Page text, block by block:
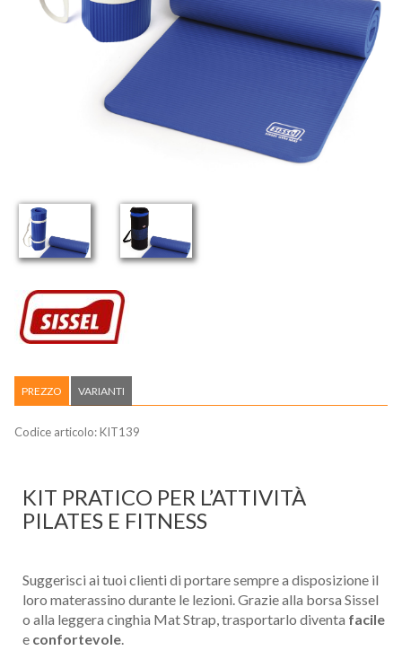
PREZZO VARIANTI
Codice articolo:KIT139
KIT PRATICO PER L’ATTIVITÀ
PILATES E FITNESS
Suggerisci ai tuoi clienti di portare sempre a disposizione il
loro materassino durante le lezioni. Grazie alla borsa Sissel
o alla leggera cinghia Mat Strap, trasportarlo diventa facile
e confortevole.